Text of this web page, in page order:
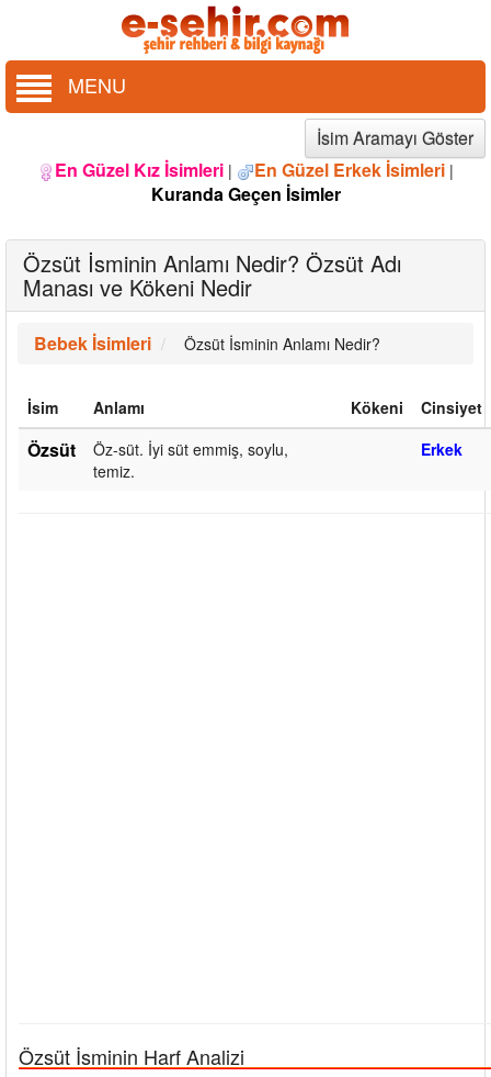
MENU
İsim Aramayı Göster
En Güzel Kız İsimleri | En Güzel Erkek İsimleri |
Kuranda Geçen İsimler
Özsüt İsminin Anlamı Nedir? Özsüt Adı
Manası ve Kökeni Nedir
Bebek İsimleri Özsüt İsminin Anlamı Nedir?
İsim Anlamı Kökeni Cinsiyet
Özsüt
Öz-süt. İyi süt emmiş, soylu,
temiz.
Erkek
Özsüt İsminin Harf Analizi